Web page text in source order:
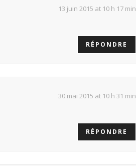
13 juin 2015 at 10 h 17 min
RÉPONDRE
30 mai 2015 at 10 h 31 min
RÉPONDRE